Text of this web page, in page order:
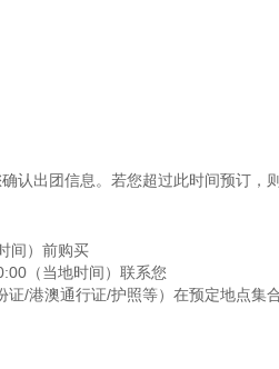
认出团信息。若您超过此时间预订
间）前购买
（当地时间）联系您
证/港澳通行证/护照等）在预定地点集